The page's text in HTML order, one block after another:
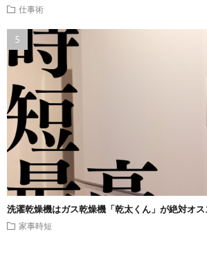
仕事術
洗濯乾燥機はガス乾燥機「乾太くん」が絶対オス
家事時短